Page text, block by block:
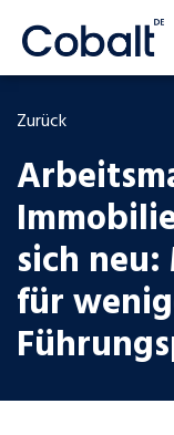
Zurück
sich
für